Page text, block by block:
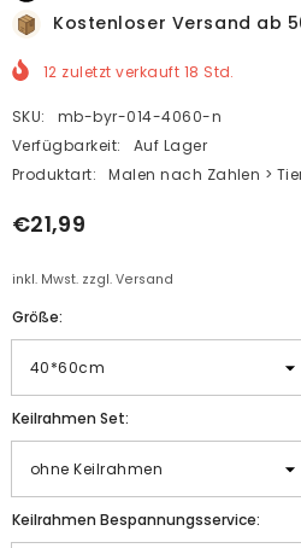
Kostenloser Versand ab
12 zuletzt verkauft 18 Std.
SKU:
mb-byr-014-4060-n
Verfügbarkeit:
Auf Lager
Produktart:
Malen nach Zahlen >
€21,99
inkl. Mwst. zzgl. Versand
Größe:
Keilrahmen Set:
Keilrahmen Bespannungsservice: